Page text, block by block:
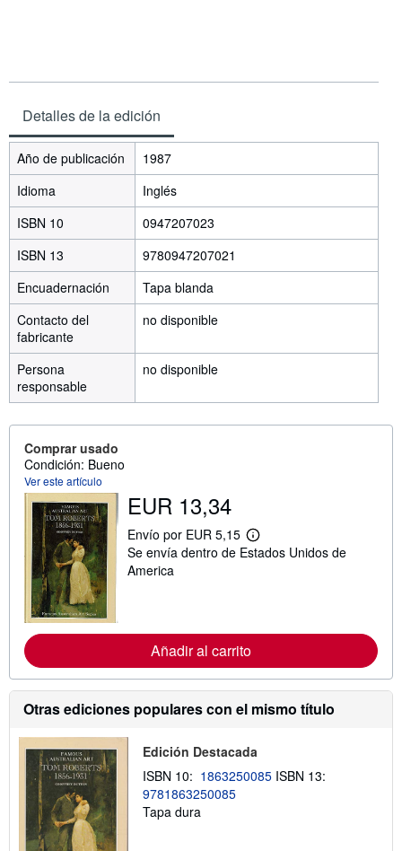
Detalles de la edición
Año de publicación
1987
Idioma
Inglés
ISBN 10
0947207023
ISBN 13
9780947207021
Encuadernación
Tapa blanda
Contacto del
fabricante
no disponible
Persona
responsable
no disponible
Comprar usado
Condición: Bueno
Ver este artículo
EUR 13,34
Envío por EUR 5,15
M
á
r
i
n
b
r
e
Se envía dentro de Estados Unidos de
America
Añadir al carrito
Otras ediciones populares con el mismo título
Edición Destacada
ISBN 10: 1863250085 ISBN 13:
9781863250085
Tapa dura